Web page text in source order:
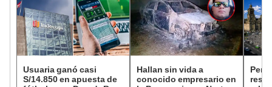
Usuaria ganó casi
S/14.850 en apuesta de
Hallan sin vida a
conocido empresario en
Perú